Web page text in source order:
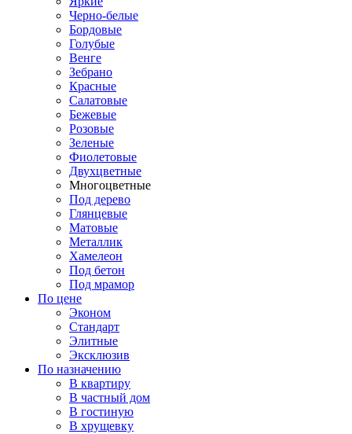
Черно-белые
Бордовые
Голубые
Венге
Зебрано
Красные
Салатовые
Бежевые
Розовые
Зеленые
Фиолетовые
Двухцветные
Многоцветные
Под дерево
Глянцевые
Матовые
Металлик
Хамелеон
Под бетон
Под мрамор
По цене
Эконом
Стандарт
Элитные
Эксклюзив
По назначению
В квартиру
В частный дом
В гостиную
В хрущевку